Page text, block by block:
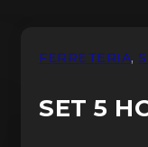
FERRETERIA,
SET 5